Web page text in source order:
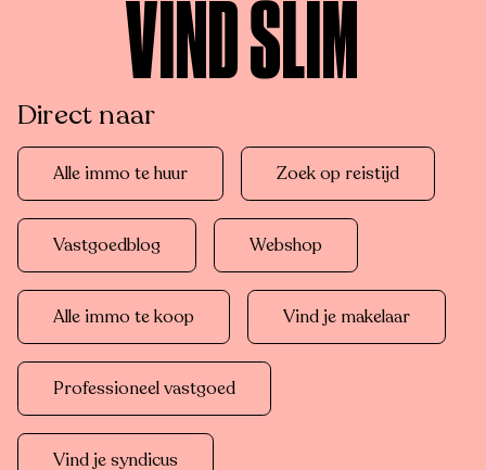
VIND SLIM
Direct naar
Alle immo te huur Zoek op reistijd
Vastgoedblog Webshop
Alle immo te koop Vind je makelaar
Professioneel vastgoed
Vind je syndicus